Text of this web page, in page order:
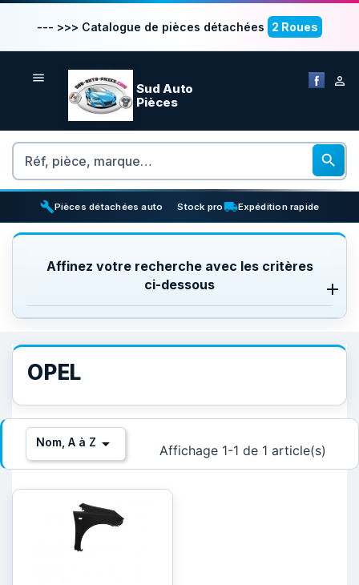
--- >>> Catalogue de pièces détachées 2 Roues
 
Sud Auto
Pièces
Rechercher

buildPièces détachées auto inventory_2
Stock prolocal_shippingExpédition rapide
Affinez votre recherche avec les critères
ci-dessous
OPEL
Nom, A à Z  Affichage 1-1 de 1 article(s)